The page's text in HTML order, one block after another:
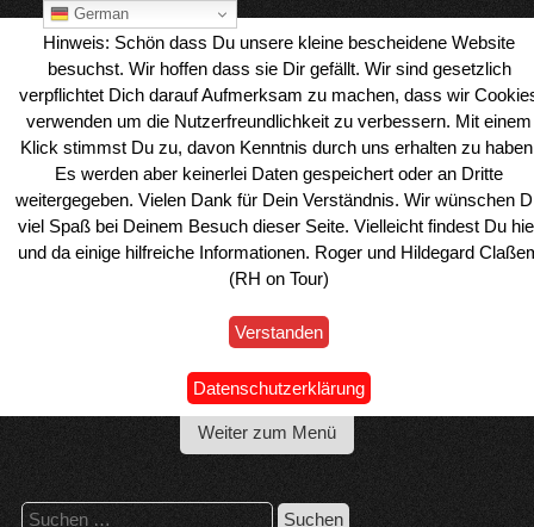
content
Wohnmobil Reiseblog Roger & Hilde
Weiter zum Menü
Suchen
Hinweis: Schön dass Du unsere kleine bescheidene Website
besuchst. Wir hoffen dass sie Dir gefällt. Wir sind gesetzlich
verpflichtet Dich darauf Aufmerksam zu machen, dass wir
verwenden um die Nutzerfreundlichkeit zu verbessern. Mit einem
Klick stimmst Du zu, davon Kenntnis durch uns erhalten zu
Es werden aber keinerlei Daten gespeichert oder an Dritte
weitergegeben. Vielen Dank für Dein Verständnis. Wir wünschen
viel Spaß bei Deinem Besuch dieser Seite. Vielleicht findest Du
und da einige hilfreiche Informationen. Roger und Hildegard
(RH on Tour)
Verstanden
Datenschutzerklärung
German